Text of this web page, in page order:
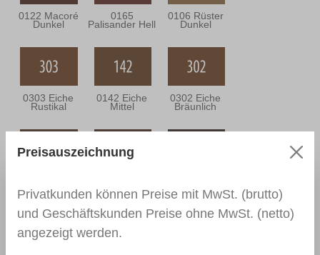
0122 Macoré
Dunkel
0165
Palisander Hell
0106 Rüster
Dunkel
0303 Eiche
Rustikal
0142 Eiche
Mittel
0302 Eiche
Bräunlich
Dunkel Nussbaum
Mittel
Nussbaum
Antik
Preisauszeichnung
Privatkunden können Preise mit MwSt. (brutto)
und Geschäftskunden Preise ohne MwSt. (netto)
angezeigt werden.